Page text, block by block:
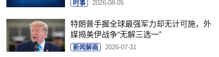
时事 2026-08-05
特朗普手握全球最强军力却无计可施，外
媒揭美伊战争“无解三选一”
新闻解画 2026-07-31